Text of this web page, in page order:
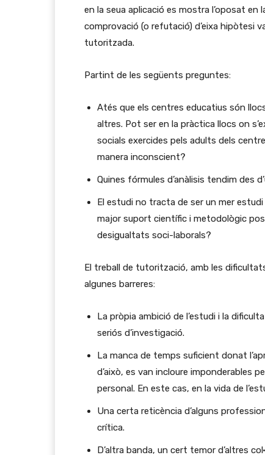
en la seua aplicació es mostra l’oposat en
comprovació (o refutació) d’eixa hipòtesi
tutoritzada.
Partint de les següents preguntes:
Atés que els centres educatius són
altres. Pot ser en la pràctica llocs on
socials exercides pels adults dels
manera inconscient?
Quines fórmules d’anàlisis tendim des
El estudi no tracta de ser un mer
major suport científic i metodològic
desigualtats soci-laborals?
El treball de tutorització, amb les
algunes barreres:
La pròpia ambició de l’estudi i la
seriós d’investigació.
La manca de temps suficient donat
d’això, es van incloure imponderables
personal. En este cas, en la vida de
Una certa reticència d’alguns
crítica.
D’altra banda, un cert temor d’altres